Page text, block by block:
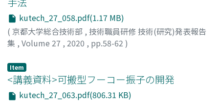
kutech_27_058.pdf(1.17 MB)
( 京都大学総合技術部 , 技術職員研修 技術(研究)発表報告
集 , Volume 27 , 2020 , pp.58-62 )
Item
<講義資料>可搬型フーコー振子の開発
kutech_27_063.pdf(806.31 KB)